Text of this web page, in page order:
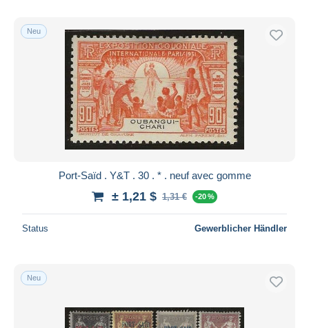
Neu
Port-Saïd . Y&T . 30 . * . neuf avec gomme
± 1,21 $ 1,31 € -20 %
Status Gewerblicher Händler
Neu